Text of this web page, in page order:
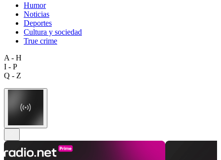
Humor
Noticias
Deportes
Cultura y sociedad
True crime
A - H
I - P
Q - Z